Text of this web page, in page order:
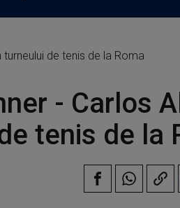
de tenis de la Roma
- Carlos
tenis de la